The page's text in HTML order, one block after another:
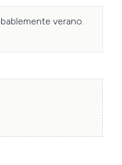
verano.